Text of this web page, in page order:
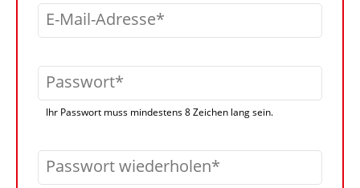
E-Mail-Adresse
Passwort
Ihr Passwort muss mindestens 8 Zeichen lang sein.
Passwort wiederholen